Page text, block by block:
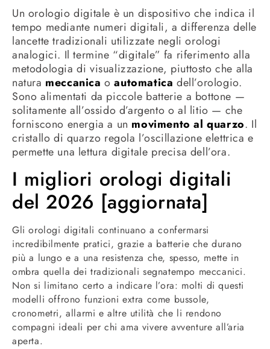
Un orologio digitale è un dispositivo che indica il
tempo mediante numeri digitali, a differenza delle
lancette tradizionali utilizzate negli orologi
analogici. Il termine “digitale” fa riferimento alla
metodologia di visualizzazione, piuttosto che alla
natura meccanica oautomatica dell’orologio.
Sono alimentati da piccole batterie a bottone —
solitamente all’ossido d’argento o al litio — che
forniscono energia a un movimento al quarzo. Il
cristallo di quarzo regola l’oscillazione elettrica e
permette una lettura digitale precisa dell’ora.
I migliori orologi digitali
del 2026 [aggiornata]
Gli orologi digitali continuano a confermarsi
incredibilmente pratici, grazie a batterie che durano
più a lungo e a una resistenza che, spesso, mette in
ombra quella dei tradizionali segnatempo meccanici.
Non si limitano certo a indicare l’ora: molti di questi
modelli offrono funzioni extra come bussole,
cronometri, allarmi e altre utilità che li rendono
compagni ideali per chi ama vivere avventure all’aria
aperta.